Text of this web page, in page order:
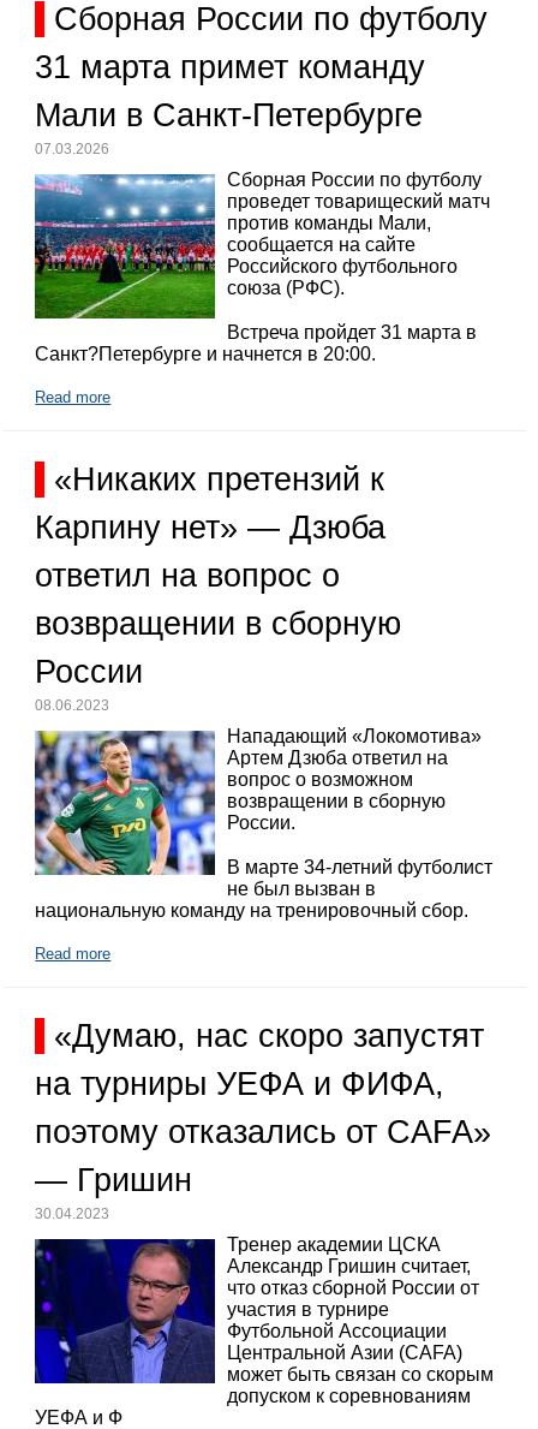
Сборная России по футболу
31 марта примет команду
Мали в Санкт-Петербурге
07.03.2026
Сборная России по футболу
проведет товарищеский матч
против команды Мали,
сообщается на сайте
Российского футбольного
союза (РФС).
Встреча пройдет 31 марта в
Санкт?Петербурге и начнется в 20:00.
Read more
«Никаких претензий к
Карпину нет» — Дзюба
ответил на вопрос о
возвращении в сборную
России
08.06.2023
Нападающий «Локомотива»
Артем Дзюба ответил на
вопрос о возможном
возвращении в сборную
России.
В марте 34-летний футболист
не был вызван в
национальную команду на тренировочный сбор.
Read more
«Думаю, нас скоро запустят
на турниры УЕФА и ФИФА,
поэтому отказались от CAFA»
— Гришин
30.04.2023
Тренер академии ЦСКА
Александр Гришин считает,
что отказ сборной России от
участия в турнире
Футбольной Ассоциации
Центральной Азии (CAFA)
может быть связан со скорым
допуском к соревнованиям
УЕФА и Ф